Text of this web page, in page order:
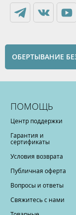
ОБЕРТЫВАНИЕ
ПОМОЩЬ
Центр поддержки
Гарантия и
сертификаты
Условия возврата
Публичная оферта
Вопросы и ответы
Свяжитесь с нами